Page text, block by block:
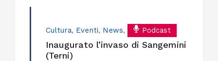
Cultura, Eventi, News, Podcast
Inaugurato l’invaso di Sangemini
(Terni)